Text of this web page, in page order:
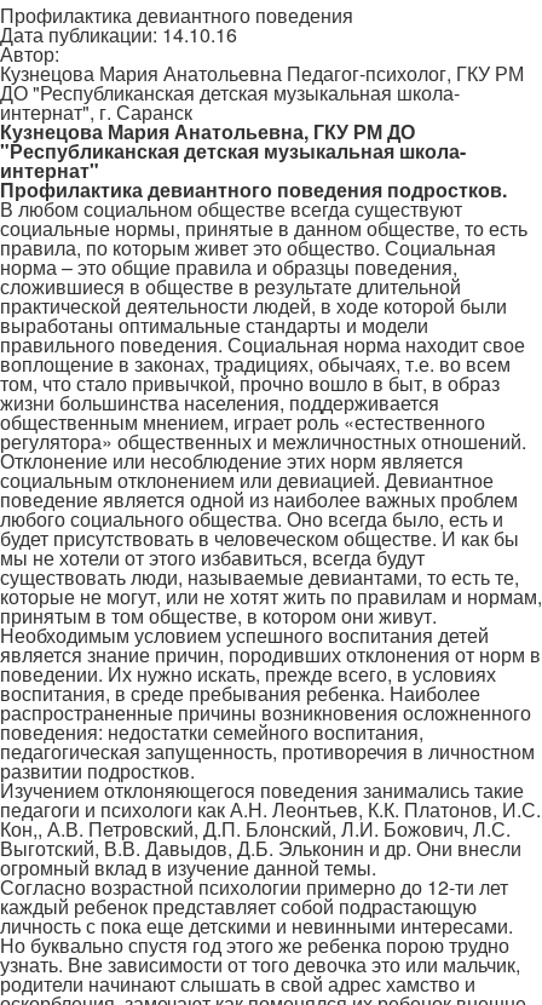
Профилактика девиантного поведения
Дата публикации: 14.10.16
Автор:
Кузнецова Мария Анатольевна Педагог-психолог, ГКУ РМ
ДО "Республиканская детская музыкальная школа-
интернат", г. Саранск
Кузнецова Мария Анатольевна, ГКУ РМ ДО
"Республиканская детская музыкальная школа-
интернат"
Профилактика девиантного поведения подростков.
В любом социальном обществе всегда существуют
социальные нормы, принятые в данном обществе, то есть
правила, по которым живет это общество. Социальная
норма – это общие правила и образцы поведения,
сложившиеся в обществе в результате длительной
практической деятельности людей, в ходе которой были
выработаны оптимальные стандарты и модели
правильного поведения. Социальная норма находит свое
воплощение в законах, традициях, обычаях, т.е. во всем
том, что стало привычкой, прочно вошло в быт, в образ
жизни большинства населения, поддерживается
общественным мнением, играет роль «естественного
регулятора» общественных и межличностных отношений.
Отклонение или несоблюдение этих норм является
социальным отклонением или девиацией. Девиантное
поведение является одной из наиболее важных проблем
любого социального общества. Оно всегда было, есть и
будет присутствовать в человеческом обществе. И как бы
мы не хотели от этого избавиться, всегда будут
существовать люди, называемые девиантами, то есть те,
которые не могут, или не хотят жить по правилам и нормам,
принятым в том обществе, в котором они живут.
Необходимым условием успешного воспитания детей
является знание причин, породивших отклонения от норм в
поведении. Их нужно искать, прежде всего, в условиях
воспитания, в среде пребывания ребенка. Наиболее
распространенные причины возникновения осложненного
поведения: недостатки семейного воспитания,
педагогическая запущенность, противоречия в личностном
развитии подростков.
Изучением отклоняющегося поведения занимались такие
педагоги и психологи как А.Н. Леонтьев, К.К. Платонов, И.С.
Кон,, А.В. Петровский, Д.П. Блонский, Л.И. Божович, Л.С.
Выготский, В.В. Давыдов, Д.Б. Эльконин и др. Они внесли
огромный вклад в изучение данной темы.
Согласно возрастной психологии примерно до 12-ти лет
каждый ребенок представляет собой подрастающую
личность с пока еще детскими и невинными интересами.
Но буквально спустя год этого же ребенка порою трудно
узнать. Вне зависимости от того девочка это или мальчик,
родители начинают слышать в свой адрес хамство и